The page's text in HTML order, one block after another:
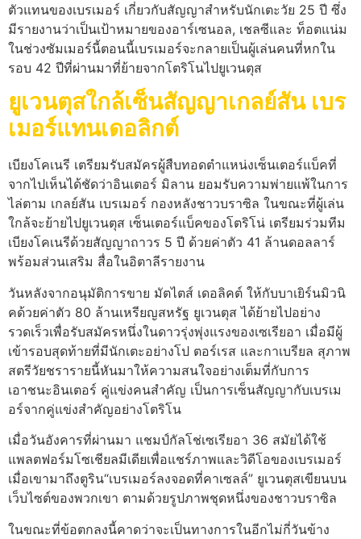
ตัวแทนของเบรเมอร์ เกี่ยวกับสัญญาสำหรับนักเตะวัย 25 ปี ซึ่ง
มีรายงานว่าเป็นเป้าหมายของอาร์เซนอล, เชลซีและ ท็อตแน่ม
ในช่วงซัมเมอร์นี้ตอนนี้เบรเมอร์จะกลายเป็นผู้เล่นคนที่หกใน
รอบ 42 ปีที่ผ่านมาที่ย้ายจากโตริโนไปยูเวนตุส
ยูเวนตุสใกล้เซ็นสัญญาเกลย์สัน เบร
เมอร์แทนเดอลิกต์
เบียงโคเนรี เตรียมรับสมัครผู้สืบทอดตำแหน่งเซ็นเตอร์แบ็คที่
จากไปเห็นได้ชัดว่าอินเตอร์ มิลาน ยอมรับความพ่ายแพ้ในการ
ไล่ตาม เกลย์สัน เบรเมอร์ กองหลังชาวบราซิล ในขณะที่ผู้เล่น
ใกล้จะย้ายไปยูเวนตุส เซ็นเตอร์แบ็คของโตริโน่ เตรียมร่วมทีม
เบียงโคเนรีด้วยสัญญาถาวร 5 ปี ด้วยค่าตัว 41 ล้านดอลลาร์
พร้อมส่วนเสริม สื่อในอิตาลีรายงาน
วันหลังจากอนุมัติการขาย มัตไตส์ เดอลิคต์ ให้กับบาเยิร์นมิวนิ
คด้วยค่าตัว 80 ล้านเหรียญสหรัฐ ยูเวนตุส ได้ย้ายไปอย่าง
รวดเร็วเพื่อรับสมัครหนึ่งในดาวรุ่งพุ่งแรงของเซเรียอา เมื่อมีผู้
เข้ารอบสุดท้ายที่มีนักเตะอย่างโป ตอร์เรส และกาเบรียล สุภาพ
สตรีวัยชรารายนี้หันมาให้ความสนใจอย่างเต็มที่กับการ
เอาชนะอินเตอร์ คู่แข่งคนสำคัญ เป็นการเซ็นสัญญากับเบรเม
อร์จากคู่แข่งสำคัญอย่างโตริโน
เมื่อวันอังคารที่ผ่านมา แชมป์กัลโช่เซเรียอา 36 สมัยได้ใช้
แพลตฟอร์มโซเชียลมีเดียเพื่อแชร์ภาพและวิดีโอของเบรเมอร์
เมื่อเขามาถึงตูริน“เบรเมอร์ลงจอดที่คาเซลล์” ยูเวนตุสเขียนบน
เว็บไซต์ของพวกเขา ตามด้วยรูปภาพชุดหนึ่งของชาวบราซิล
ในขณะที่ข้อตกลงนี้คาดว่าจะเป็นทางการในอีกไม่กี่วันข้าง